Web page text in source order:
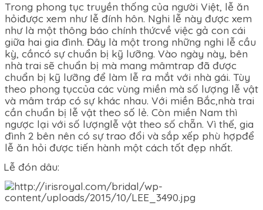
Trong phong tục truyền thống của người Việt, lễ ăn
hỏiđược xem như lễ đính hôn. Nghi lễ này được xem
như là một thông báo chính thứcvề việc gả con cái
giữa hai gia đình. Đây là một trong những nghi lễ cầu
kỳ, cầncó sự chuẩn bị kỹ lưỡng. Vào ngày này, bên
nhà trai sẽ chuẩn bị mà mang mâmtrap đã được
chuẩn bị kỹ lưỡng để làm lễ ra mắt với nhà gái. Tùy
theo phong tụccủa các vùng miền mà số lượng lễ vật
và mâm tráp có sự khác nhau. Với miền Bắc,nhà trai
cần chuẩn bị lễ vật theo số lẻ. Còn miền Nam thì
ngược lại với số lượnglễ vật theo số chẵn. Vì thế, gia
đình 2 bên nên có sự trao đổi và sắp xếp phù hợpđể
lễ ăn hỏi được tiến hành một cách tốt đẹp nhất.
Lễ đón dâu: